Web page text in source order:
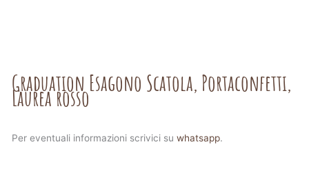
Graduation Esagono Scatola, Portaconfetti,
Laurea rosso
Per eventuali informazioni scrivici su whatsapp.